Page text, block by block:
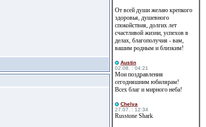
От всей души желаю крепкого
здоровья, душевного
спокойствия, долгих лет
счастливой жизни, успехов в
делах, благополучия - вам,
вашим родным и близким!
Austin
02.08. : 04:21
Мои поздравления
сегодняшним юбилярам!
Всех благ и мирного неба!
Сhelya
27.07. : 12:34
Russtone Shark